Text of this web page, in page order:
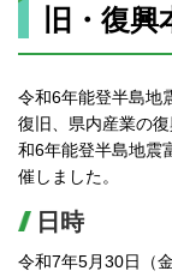
旧・復
令和6年能登半島地
復旧、県内産業の
和6年能登半島地震
催しました。
日時
令和7年5月30日（